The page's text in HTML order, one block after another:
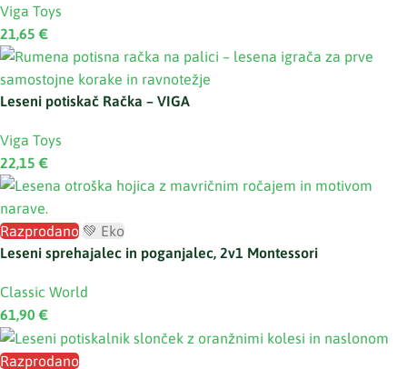
Viga Toys
21,65 €
Leseni potiskač Račka – VIGA
Viga Toys
22,15 €
Razprodano 💚 Eko
Leseni sprehajalec in poganjalec, 2v1 Montessori
Classic World
61,90 €
Razprodano